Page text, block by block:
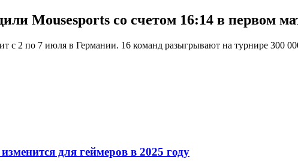
Mousesports со счетом 16:14 в первом
с 2 по 7 июля в Германии. 16 команд разыгрывают на турнире 300
для геймеров в 2025 году